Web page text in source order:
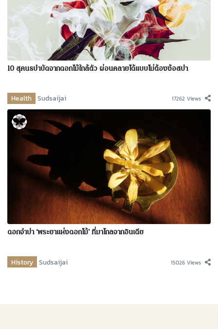
10 สุคนธบำบัดจากดอกไม้ใกล้ตัว ผ่อนคลายได้แบบไม่ต้องง้อสปา
Health Sudsaijai 17262 Views
ดอกจำปา ‘พระยาแห่งดอกไม้’ ที่มาไกลจากอินเดีย
History Sudsaijai 15026 Views